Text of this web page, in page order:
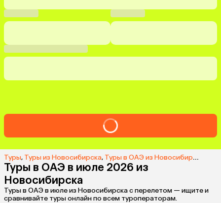
Туры, Туры из Новосибирска, Туры в ОАЭ из Новосибирска
Туры в ОАЭ в июле 2026 из
Новосибирска
Туры в ОАЭ в июле из Новосибирска с перелетом — ищите и
сравнивайте туры онлайн по всем туроператорам.